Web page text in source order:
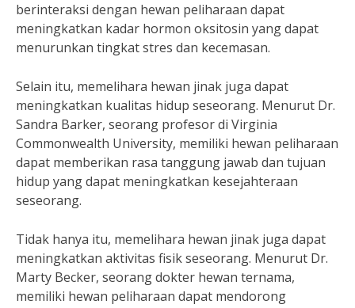
berinteraksi dengan hewan peliharaan dapat
meningkatkan kadar hormon oksitosin yang dapat
menurunkan tingkat stres dan kecemasan.
Selain itu, memelihara hewan jinak juga dapat
meningkatkan kualitas hidup seseorang. Menurut Dr.
Sandra Barker, seorang profesor di Virginia
Commonwealth University, memiliki hewan peliharaan
dapat memberikan rasa tanggung jawab dan tujuan
hidup yang dapat meningkatkan kesejahteraan
seseorang.
Tidak hanya itu, memelihara hewan jinak juga dapat
meningkatkan aktivitas fisik seseorang. Menurut Dr.
Marty Becker, seorang dokter hewan ternama,
memiliki hewan peliharaan dapat mendorong